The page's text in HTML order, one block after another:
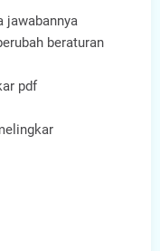
jawabannya
beraturan
pdf